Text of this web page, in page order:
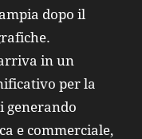
dopo il
in un
per la
generando
e commerciale,